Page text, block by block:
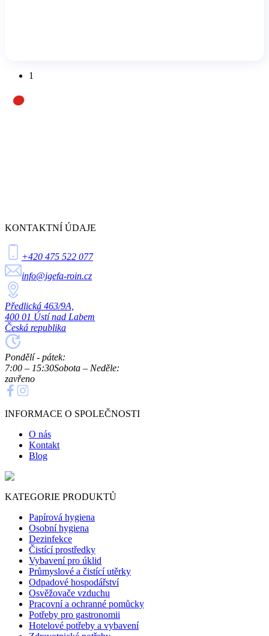
1
KONTAKTNÍ ÚDAJE
+420 475 522 077
info@igefa-roin.cz
Předlická 463/9A,
400 01 Ústí nad Labem
Česká republika
Pondělí - pátek:
7:00 – 15:30Sobota – Neděle:
zavřeno
INFORMACE O SPOLEČNOSTI
O nás
Kontakt
Blog
KATEGORIE PRODUKTŮ
Papírová hygiena
Osobní hygiena
Dezinfekce
Čistící prostředky
Vybavení pro úklid
Průmyslové a čistící utěrky
Odpadové hospodářství
Osvěžovače vzduchu
Pracovní a ochranné pomůcky
Potřeby pro gastronomii
Hotelové potřeby a vybavení